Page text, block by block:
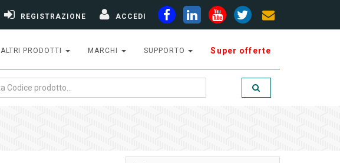
REGISTRAZIONE ACCEDI
ALTRI PRODOTTI MARCHI SUPPORTO Super offerte